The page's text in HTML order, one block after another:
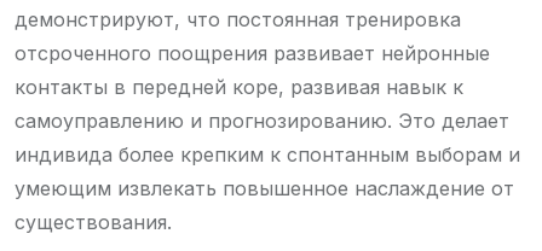
демонстрируют, что постоянная тренировка
отсроченного поощрения развивает нейронные
контакты в передней коре, развивая навык к
самоуправлению и прогнозированию. Это делает
индивида более крепким к спонтанным выборам и
умеющим извлекать повышенное наслаждение от
существования.